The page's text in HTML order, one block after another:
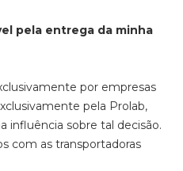
pela entrega da minha
por empresas
pela Prolab,
influência sobre tal decisão.
com as transportadoras